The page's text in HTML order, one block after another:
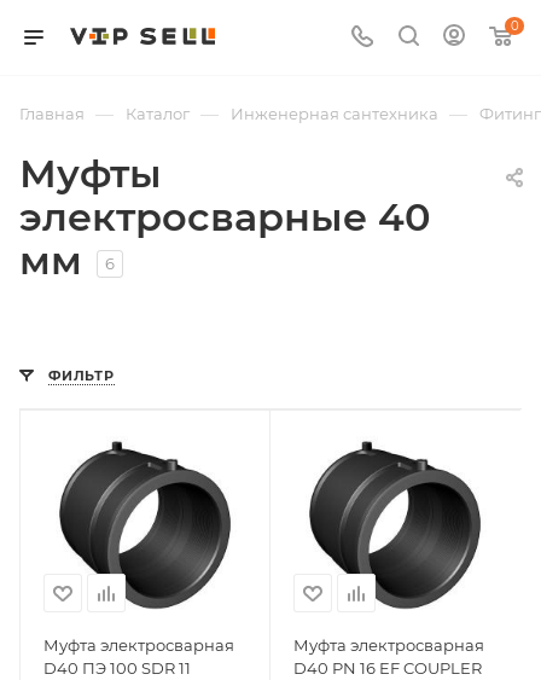
0
Главная — Каталог — Инженерная сантехника —
Муфты
электросварные 40
мм
6
ФИЛЬТР
Муфта электросварная
D40 ПЭ 100 SDR 11
Муфта электросварная
D40 PN 16 EF COUPLER